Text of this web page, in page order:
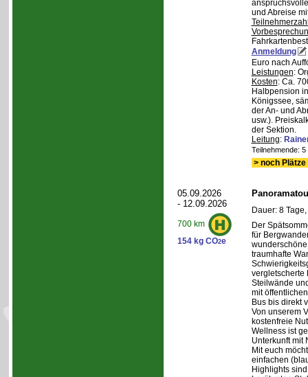
und Abreise
Anmeldung
Euro nach
Leistungen:
Kosten: Ca.
Halbpension
Königssee,
der An- und
usw.).
der Sektion.
Leitung:
Teilnehmende:
> noch
05.09.2026
- 12.09.2026
700 km
154 kg CO2e
Dauer: 8
Der
für
traumhafte
vergletscherte
Steilwände
mit
Bus bis direkt
Von unserem
kostenfreie
Wellness ist
Unterkunft mit
Mit euch
einfachen
Highlights